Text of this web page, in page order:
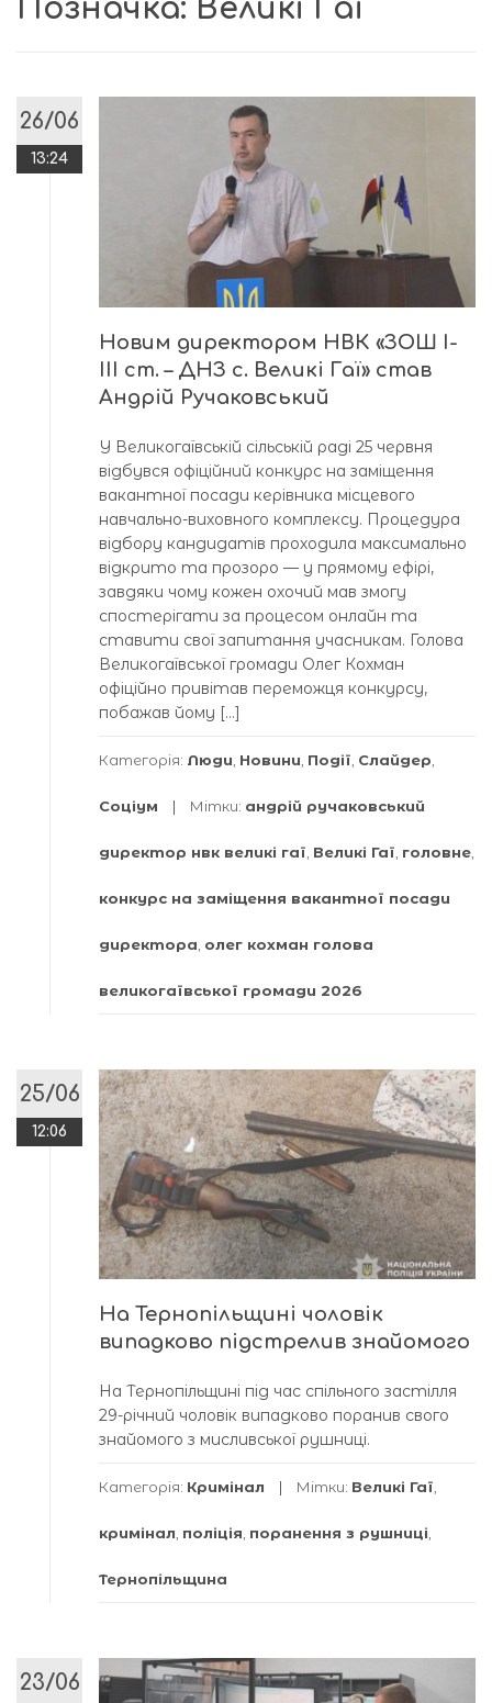
Позначка: Великі Гаї
26/06
13:24
Новим директором НВК «ЗОШ І-
ІІІ ст. – ДНЗ с. Великі Гаї» став
Андрій Ручаковський
У Великогаївській сільській раді 25 червня
відбувся офіційний конкурс на заміщення
вакантної посади керівника місцевого
навчально-виховного комплексу. Процедура
відбору кандидатів проходила максимально
відкрито та прозоро — у прямому ефірі,
завдяки чому кожен охочий мав змогу
спостерігати за процесом онлайн та
ставити свої запитання учасникам. Голова
Великогаївської громади Олег Кохман
офіційно привітав переможця конкурсу,
побажав йому […]
Категорія: Люди Новини Події Слайдер
Соціум Мітки: андрій ручаковський
директор нвк великі гаї Великі Гаї головне
конкурс на заміщення вакантної посади
директора олег кохман голова
великогаївської громади 2026
25/06
12:06
На Тернопільщині чоловік
випадково підстрелив знайомого
На Тернопільщині під час спільного застілля
29-річний чоловік випадково поранив свого
знайомого з мисливської рушниці.
Категорія: Кримінал Мітки: Великі Гаї
кримінал поліція поранення з рушниці
Тернопільщина
23/06